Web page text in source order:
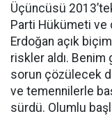
Üçüncüsü
Parti Hükümeti ve
Erdoğan açık
riskler aldı.
sorun çözülecek
ve temennilerle
sürdü. Olumlu